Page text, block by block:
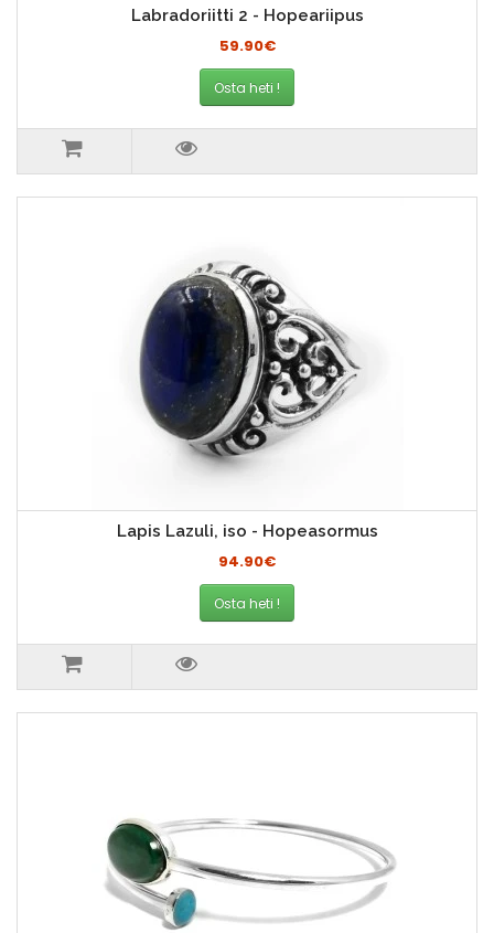
Labradoriitti 2 - Hopeariipus
59.90€
Osta heti !
Lapis Lazuli, iso - Hopeasormus
94.90€
Osta heti !